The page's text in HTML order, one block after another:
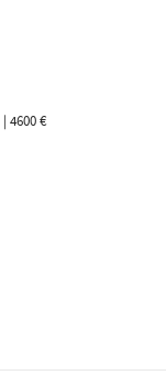
| 4600 €